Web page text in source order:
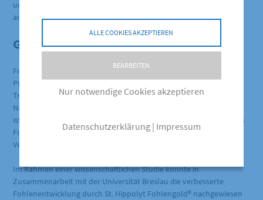
unterstützt. Eine widerstandsfähige Dickdarmflora kann sich
ansiedeln.
Gestärkt durchs Leben
Fohlengold-gestärkte Fohlen sind gut für den sehr belastenden
Prozess des Absetzens, der oft mit schlechter Witterung oder
Transporten einhergeht, gewappnet. Der spezifische
Nährstoffbedarf des Fohlens wird vollständig gedeckt. Fohlengold
ist eine hervorragende Grundlage für die gesunde Entwicklung des
Fohlens und trägt zur Vermeidung vorzeitiger
Verschleißerscheinungen im Erwachsenenalter bei.
Im Rahmen einer wissenschaftlichen Studie konnte in
Zusammenarbeit mit der Universität Breslau die verbesserte
Fohlenentwicklung durch St. Hippolyt Fohlengold® nachgewiesen
ALLE COOKIES AKZEPTIEREN
BEARBEITEN
Nur notwendige Cookies akzeptieren
Datenschutzerklärung | Impressum